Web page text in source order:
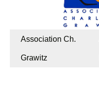
Association Ch.
Grawitz